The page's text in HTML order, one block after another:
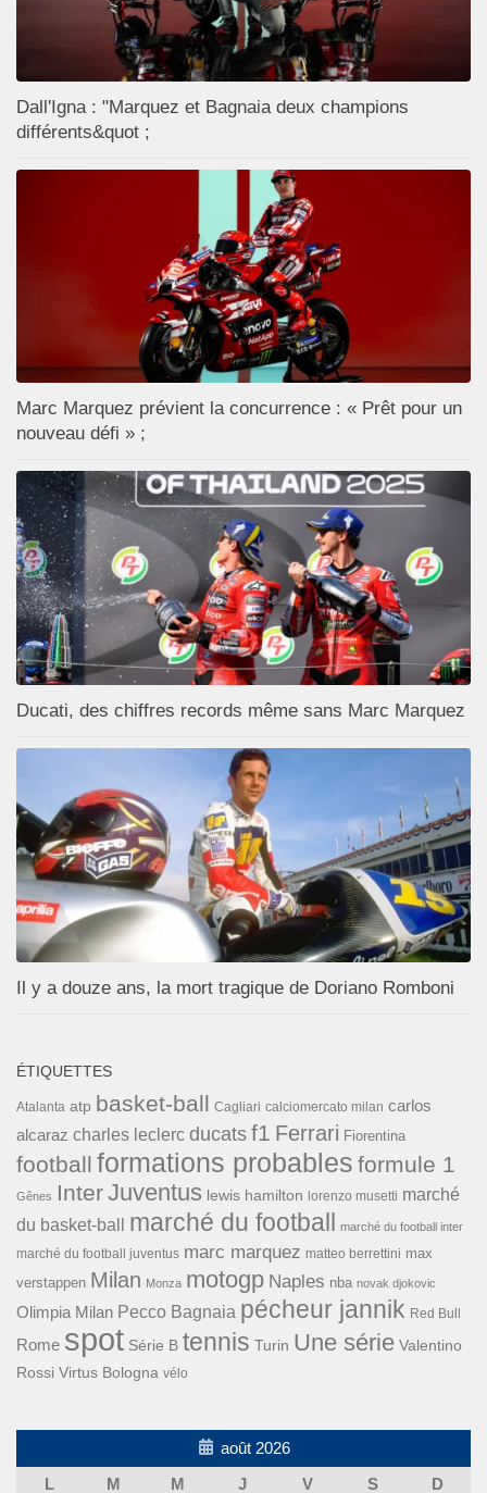
Dall'Igna : "Marquez et Bagnaia deux champions
différents&quot ;
Marc Marquez prévient la concurrence : « Prêt pour un
nouveau défi » ;
Ducati, des chiffres records même sans Marc Marquez
Il y a douze ans, la mort tragique de Doriano Romboni
ÉTIQUETTES
Atalanta atp basket-ball Cagliari calciomercato milan carlos
alcaraz charles leclerc ducats f1 Ferrari Fiorentina
football formations probables formule 1
Gênes InterJuventus lewis hamilton lorenzo musetti marché
du basket-ball
marché du football marché du football inter
marché du football juventus marc marquez matteo berrettini max
verstappen Milan Monza motogp Naples nba novak djokovic
Olimpia Milan Pecco Bagnaia pécheur jannik Red Bull
Rome spot Série B tennis Turin Une série Valentino
Rossi Virtus Bologna vélo
août 2026
L
M M J V S D